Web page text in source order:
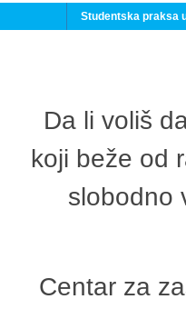
Studentska praksa
Da li voliš
koji beže od
slobodno
Centar za